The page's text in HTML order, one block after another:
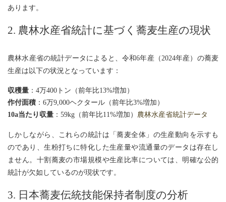
あります。
2. 農林水産省統計に基づく蕎麦生産の現状
農林水産省の統計データによると、令和6年産（2024年産）の蕎麦
生産は以下の状況となっています：
収穫量 ：4万400トン（前年比13%増加）
作付面積 ：6万9,000ヘクタール（前年比3%増加）
10a当たり収量 ：59kg（前年比11%増加） 農林水産省統計データ
しかしながら、これらの統計は「蕎麦全体」の生産動向を示すも
のであり、生粉打ちに特化した生産量や流通量のデータは存在し
ません。十割蕎麦の市場規模や生産比率については、明確な公的
統計が欠如しているのが現状です。
3. 日本蕎麦伝統技能保持者制度の分析